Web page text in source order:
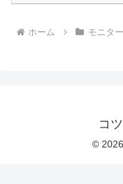
ホーム モニタ
コ
©